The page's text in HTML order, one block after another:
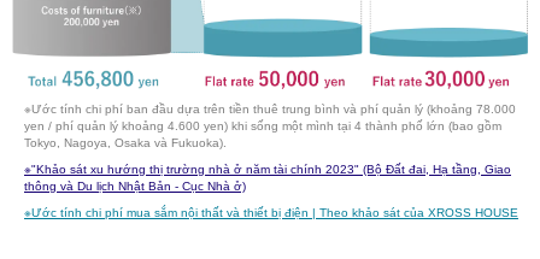
※Ước tính chi phí ban đầu dựa trên tiền thuê trung bình và phí quản lý (khoảng 78.000
yen / phí quản lý khoảng 4.600 yen) khi sống một mình tại 4 thành phố lớn (bao gồm
Tokyo, Nagoya, Osaka và Fukuoka).
※"Khảo sát xu hướng thị trường nhà ở năm tài chính 2023" (Bộ Đất đai, Hạ tầng, Giao
thông và Du lịch Nhật Bản - Cục Nhà ở)
※Ước tính chi phí mua sắm nội thất và thiết bị điện | Theo khảo sát của XROSS HOUSE